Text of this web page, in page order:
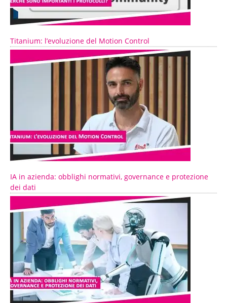
Titanium: l’evoluzione del Motion Control
IA in azienda: obblighi normativi, governance e protezione
dei dati